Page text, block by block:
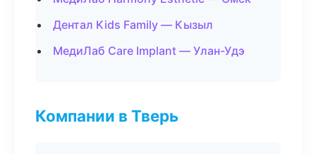
Дентал Kids Family — Кызыл
МедиЛаб Care Implant — Улан-Удэ
Компании в Тверь